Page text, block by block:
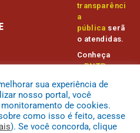
transparênci
a
pública serã
o atendidas.
Conheça
oPNTPe
Transparênc
ia Pública
sua experiência de
nosso portal, você
de cookies.
como isso é feito, acesse
). Se você concorda, clique